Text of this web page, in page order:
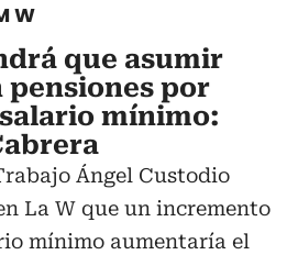
W
que asumir
pensiones por
mínimo:
Ángel Custodio
La W que un incremento
mínimo aumentaría el